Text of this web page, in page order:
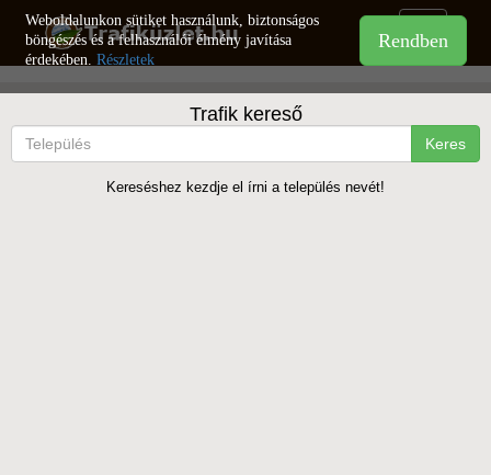
Weboldalunkon sütiket használunk, biztonságos
böngészés és a felhasználói élmény javítása
érdekében. Részletek
navigation
Trafik kereső
Keres
Kereséshez kezdje el írni a település nevét!